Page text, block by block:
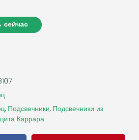
сейчас
, Подсвечники, Подсвечники из
Каррара